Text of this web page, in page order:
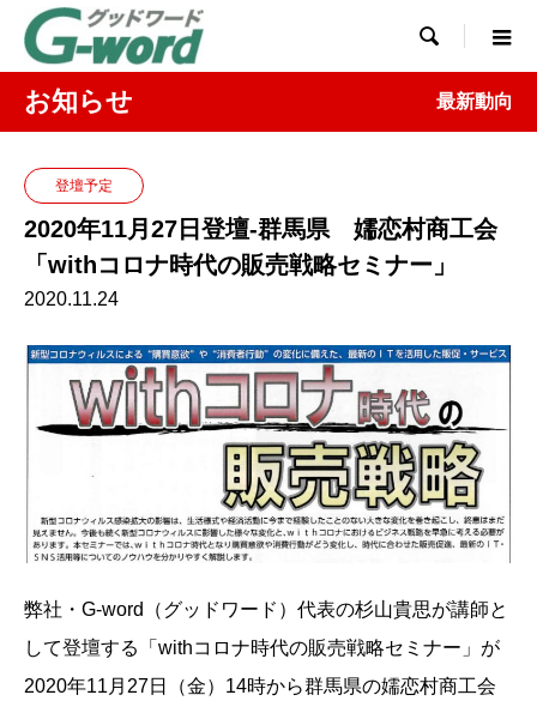

お知らせ 最新動向
登壇予定
2020年11月27日登壇-群馬県 嬬恋村商工会
「withコロナ時代の販売戦略セミナー」
2020.11.24
弊社・G-word（グッドワード）代表の杉山貴思が講師と
して登壇する「withコロナ時代の販売戦略セミナー」が
2020年11月27日（金）14時から群馬県の嬬恋村商工会